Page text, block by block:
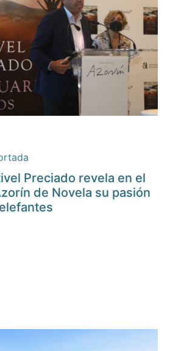
Preciado revela en el
de Novela su pasión